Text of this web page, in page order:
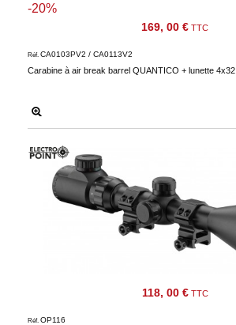
169, 00 € TTC
-20%
Carabine à air break barrel QUANTICO + lunette 4x32
Réf. CA0103PV2 / CA0113V2
118, 00 €TTC
Réf. OP116